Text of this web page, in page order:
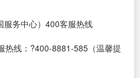
服务中心）400客服热线
热线：?400-8881-585（温馨提